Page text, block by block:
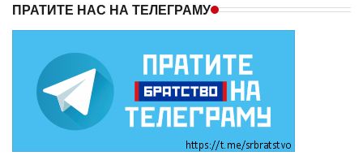
ПРАТИТЕ НАС НА ТЕЛЕГРАМУ